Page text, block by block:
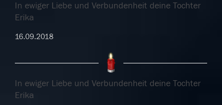
In ewiger Liebe und Verbundenheit deine Tochter
Erika
16.09.2018
In ewiger Liebe und Verbundenheit deine Tochter
Erika